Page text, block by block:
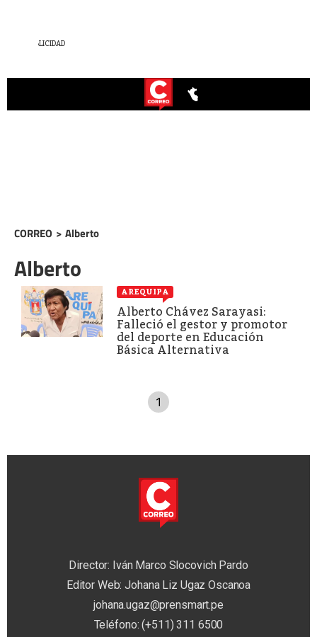
CORREO > Alberto
Alberto
AREQUIPA
Alberto Chávez Sarayasi:
Falleció el gestor y promotor
del deporte en Educación
Básica Alternativa
1
Director: Iván Marco Slocovich Pardo
Editor Web: Johana Liz Ugaz Oscanoa
johana.ugaz@prensmart.pe
Teléfono: (+511) 311 6500